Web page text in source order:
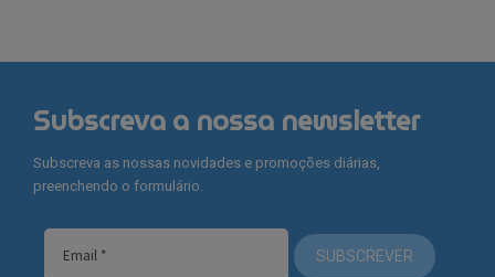
Subscreva a nossa newsletter
Subscreva as nossas novidades e promoções diárias,
preenchendo o formulário.
SUBSCREVER